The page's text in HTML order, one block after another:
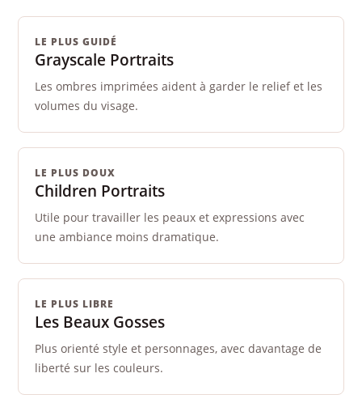
LE PLUS GUIDÉ
Grayscale Portraits
Les ombres imprimées aident à garder le relief et les
volumes du visage.
LE PLUS DOUX
Children Portraits
Utile pour travailler les peaux et expressions avec
une ambiance moins dramatique.
LE PLUS LIBRE
Les Beaux Gosses
Plus orienté style et personnages, avec davantage de
liberté sur les couleurs.